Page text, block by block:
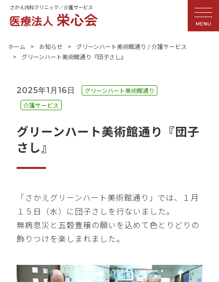
MENU
さかえ内科クリニック／介護サービス
ホーム お知らせ グリーンハート美術館通り /介護サービス
グリーンハート美術館通り『団子さし』
2025年1月16日
グリーンハート美術館通り
介護サービス
グリーンハート美術館通り『団子
さし』
「さかえグリーンハート美術館通り」では、１月
１５日（水）に団子さしを行ないました。
無病息災と五穀豊穣の願いを込めて色とりどりの
飾りつけを楽しまれました。